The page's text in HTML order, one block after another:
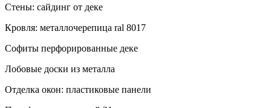
Стены: сайдинг от деке
Кровля: металлочерепица ral 8017
Софиты перфорированные деке
Лобовые доски из металла
Отделка окон: пластиковые панели